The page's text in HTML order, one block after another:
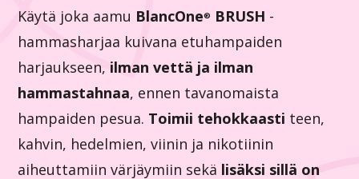
Käytä joka aamu BlancOne® BRUSH -
hammasharjaa kuivana etuhampaiden
harjaukseen, ilman vettä ja ilman
hammastahnaa, ennen tavanomaista
hampaiden pesua. Toimii tehokkaasti teen,
kahvin, hedelmien, viinin ja nikotiinin
aiheuttamiin värjäymiin sekä lisäksi sillä on